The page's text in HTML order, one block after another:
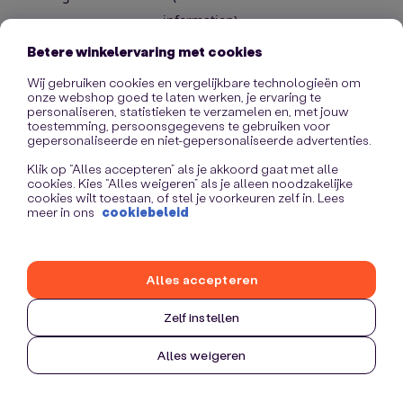
information).
Betere winkelervaring met cookies
Wij gebruiken cookies en vergelijkbare technologieën om
onze webshop goed te laten werken, je ervaring te
personaliseren, statistieken te verzamelen en, met jouw
toestemming, persoonsgegevens te gebruiken voor
gepersonaliseerde en niet-gepersonaliseerde advertenties.
Klik op “Alles accepteren” als je akkoord gaat met alle
cookies. Kies “Alles weigeren” als je alleen noodzakelijke
cookies wilt toestaan, of stel je voorkeuren zelf in. Lees
meer in ons cookiebeleid
Zelf instellen
Alles weigeren
Alles accepteren